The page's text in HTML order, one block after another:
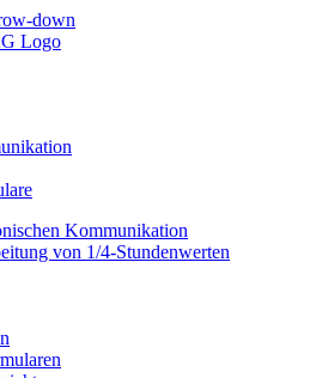
Kommunikation
von 1/4-Stundenwerten